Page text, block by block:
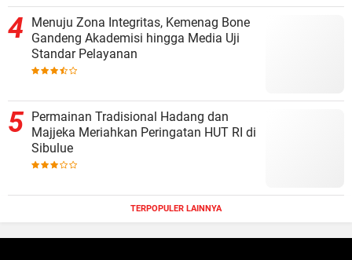
Menuju Zona Integritas, Kemenag Bone
Gandeng Akademisi hingga Media Uji
Standar Pelayanan
Permainan Tradisional Hadang dan
Majjeka Meriahkan Peringatan HUT RI di
Sibulue
TERPOPULER LAINNYA